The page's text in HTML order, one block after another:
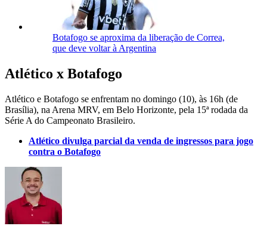
Botafogo se aproxima da liberação de Correa,
que deve voltar à Argentina
Atlético x Botafogo
Atlético e Botafogo se enfrentam no domingo (10), às 16h (de
Brasília), na Arena MRV, em Belo Horizonte, pela 15ª rodada da
Série A do Campeonato Brasileiro.
Atlético divulga parcial da venda de ingressos para jogo
contra o Botafogo